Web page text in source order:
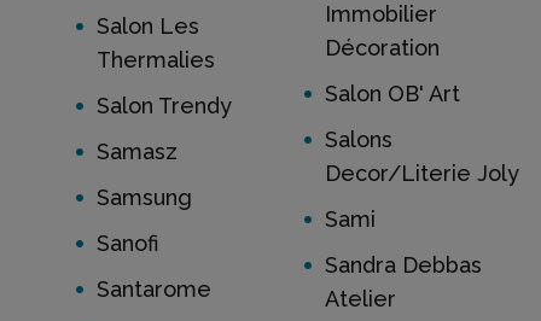
Salon Les
Thermalies
Salon Trendy
Samasz
Samsung
Sanofi
Santarome
Immobilier
Décoration
Salon OB' Art
Salons
Decor/Literie Joly
Sami
Sandra Debbas
Atelier